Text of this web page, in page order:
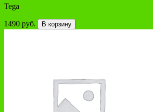
Tega
1490 руб. В корзину